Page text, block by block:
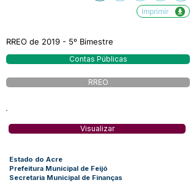
Imprimir
RREO de 2019 - 5º Bimestre
Contas Públicas
RREO
Visualizar
Estado do Acre
Prefeitura Municipal de Feijó
Secretaria Municipal de Finanças